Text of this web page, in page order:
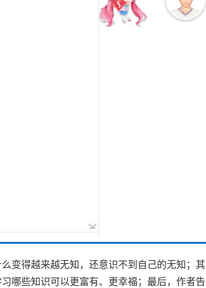
变得越来越无知，还意识不到自己的无知；其
哪些知识可以更富有、更幸福；最后，作者告